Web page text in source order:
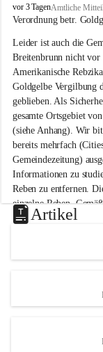
B
r
i
t
e
n
b
r
u
n
n
a
m
N
e
u
s
d
S
vor 3 TagenAmtliche
Verordnung betr.
Leider ist auch die
Breitenbrunn nicht vor
Amerikanische
Goldgelbe Vergilbung
geblieben. Als
gesamte Ortsgebiet
(siehe Anhang). Wir
bereits mehrfach
Gemeindezeitung)
Informationen zu
Reben zu entfernen.
einzelne Reben.
Weinbaugesetz sind
unzulässige
helfen wir zusammen
vor den
und den daraus
Maßnahmen zur
Artikel